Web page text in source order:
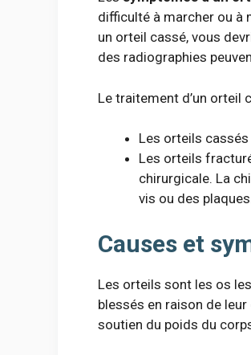
difficulté à marcher ou à
un orteil cassé, vous
des radiographies
Le traitement d’un orteil
Les orteils
Les orteils
chirurgicale. La
vis ou des
Causes et
Les orteils sont les os
blessés en raison de
soutien du poids du